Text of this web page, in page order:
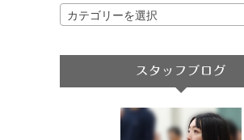
カテゴリーを選択
スタッフブログ